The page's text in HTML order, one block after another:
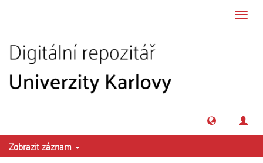
Zobrazit záznam